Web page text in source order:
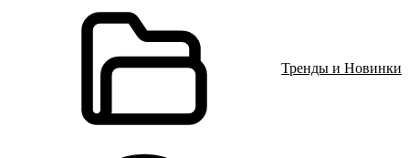
Тренды и Новинки